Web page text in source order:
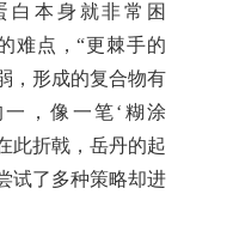
白本身就非常困
难点，“更棘手的
，形成的复合物有
，像一笔‘糊涂
此折戟，岳丹的起
试了多种策略却进